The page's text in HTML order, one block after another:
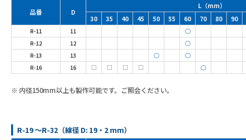
品番 D
L（mm）
30
35 40 45 50 55 60 70 80 90
R-11 11
○
R-12
12
○
R-13
13 ○ ○
R-16
16 □ □ □ □ ○
※ 内径150mm以上も製作可能です。ご照会ください。
R-19 ～R-32（線径 D: 19・2 mm）